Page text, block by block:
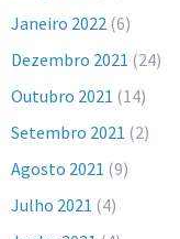
Janeiro 2022 (6)
Dezembro 2021 (24)
Outubro 2021 (14)
Setembro 2021 (2)
Agosto 2021 (9)
Julho 2021 (4)